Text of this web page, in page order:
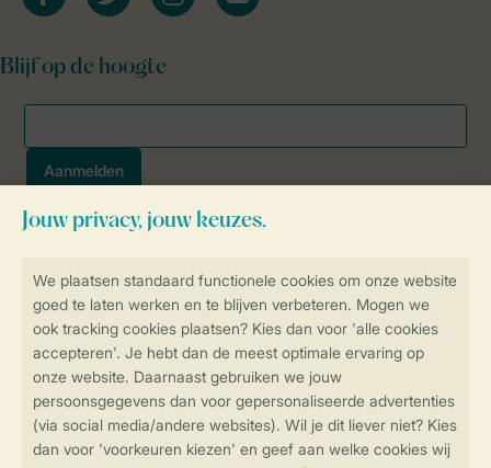
Controle over jouw gegevens &
SSL certificaat
Veilige gegevensoverdracht
Veilige betaling
Blijf op de hoogte